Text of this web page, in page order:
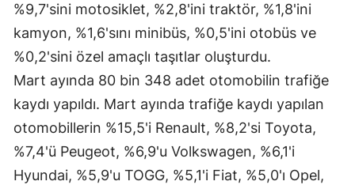
Tunceli
Şanlıurfa
Uşak
Van
Yozgat
Zonguldak
%9,7'sini motosiklet, %2,8'ini traktör, %1,8'ini
kamyon, %1,6'sını minibüs, %0,5'ini otobüs ve
%0,2'sini özel amaçlı taşıtlar oluşturdu.
Mart ayında 80 bin 348 adet otomobilin trafiğe
kaydı yapıldı. Mart ayında trafiğe kaydı yapılan
otomobillerin %15,5'i Renault, %8,2'si Toyota,
%7,4'ü Peugeot, %6,9'u Volkswagen, %6,1'i
Hyundai, %5,9'u TOGG, %5,1'i Fiat, %5,0'ı Opel,